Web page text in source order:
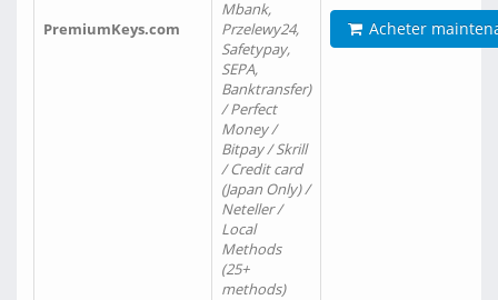
PremiumKeys.com
Mbank,
Przelewy24,
Safetypay,
SEPA,
Banktransfer)
/ Perfect
Money /
Bitpay / Skrill
/ Credit card
(Japan Only) /
Neteller /
Local
Methods
(25+
methods)
Acheter